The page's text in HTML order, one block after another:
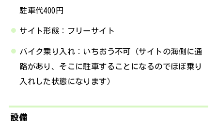
駐車代400円
サイト形態：フリーサイト
バイク乗り入れ：いちおう不可（サイトの海側に通
路があり、そこに駐車することになるのでほぼ乗り
入れした状態になります）
設備